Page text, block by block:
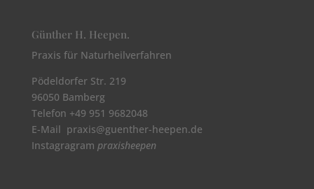
Günther H. Heepen.
Praxis für Naturheilverfahren
Pödeldorfer Str. 219
96050 Bamberg
Telefon +49 951 9682048
E-Mail praxis@guenther-heepen.de
Instagragram praxisheepen